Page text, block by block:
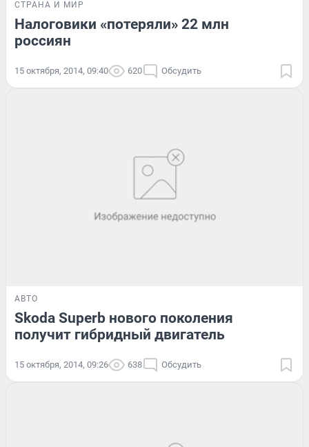
СТРАНА И МИР
Налоговики «потеряли» 22 млн
россиян
15 октября, 2014, 09:40 620 Обсудить
АВТО
Skoda Superb нового поколения
получит гибридный двигатель
15 октября, 2014, 09:26 638 Обсудить